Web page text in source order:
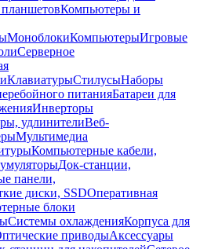
планшетовКомпьютеры и
МоноблокиКомпьютерыИгровые
Серверное
КлавиатурыСтилусыНаборы
питанияБатареи для
Инверторы
удлинителиВеб-
Мультимедиа
Компьютерные кабели,
Док-станции,
панели,
диски, SSDОперативная
блоки
Системы охлажденияКорпуса для
приводыАксессуары